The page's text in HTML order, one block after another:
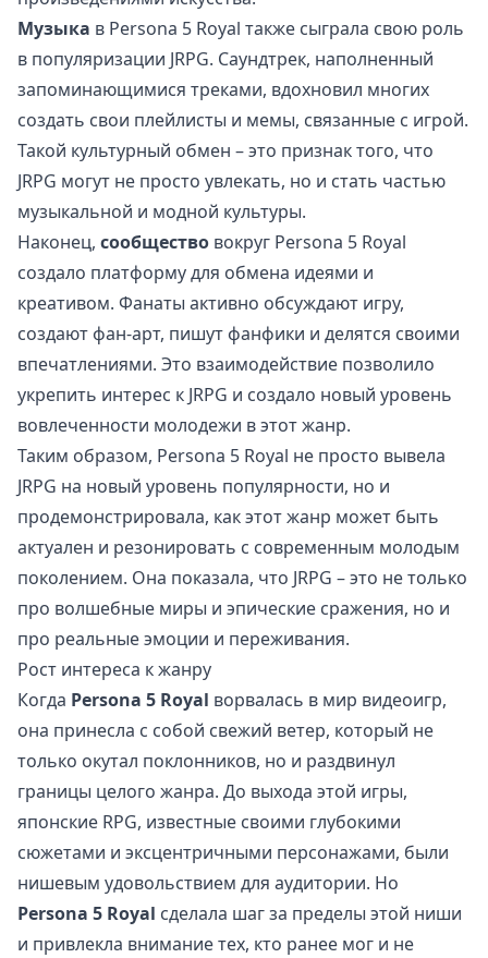
Музыка в Persona 5 Royal также сыграла свою роль
в популяризации JRPG. Саундтрек, наполненный
запоминающимися треками, вдохновил многих
создать свои плейлисты и мемы, связанные с игрой.
Такой культурный обмен – это признак того, что
JRPG могут не просто увлекать, но и стать частью
музыкальной и модной культуры.
Наконец, сообщество вокруг Persona 5 Royal
создало платформу для обмена идеями и
креативом. Фанаты активно обсуждают игру,
создают фан-арт, пишут фанфики и делятся своими
впечатлениями. Это взаимодействие позволило
укрепить интерес к JRPG и создало новый уровень
вовлеченности молодежи в этот жанр.
Таким образом, Persona 5 Royal не просто вывела
JRPG на новый уровень популярности, но и
продемонстрировала, как этот жанр может быть
актуален и резонировать с современным молодым
поколением. Она показала, что JRPG – это не только
про волшебные миры и эпические сражения, но и
про реальные эмоции и переживания.
Рост интереса к жанру
Когда Persona 5 Royal ворвалась в мир видеоигр,
она принесла с собой свежий ветер, который не
только окутал поклонников, но и раздвинул
границы целого жанра. До выхода этой игры,
японские RPG, известные своими глубокими
сюжетами и эксцентричными персонажами, были
нишевым удовольствием для аудитории. Но
Persona 5 Royal сделала шаг за пределы этой ниши
и привлекла внимание тех, кто ранее мог и не